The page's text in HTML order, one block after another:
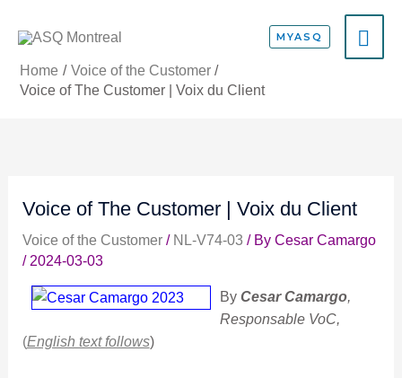
MYASQ
Home
Voice of the Customer
Voice of The Customer | Voix du Client
Voice of The Customer | Voix du Client
Voice of the Customer/ NL-V74-03 / By Cesar Camargo
/ 2024-03-03
By CesarCamargo,
Responsable VoC,
(English text follows)